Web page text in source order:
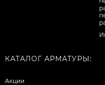
КАТАЛОГ АРМАТУРЫ:
Акции